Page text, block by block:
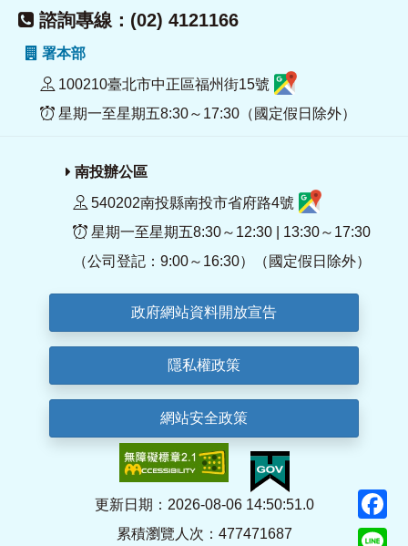
諮詢專線：(02) 4121166
署本部
100210臺北市中正區福州街15號
星期一至星期五8:30～17:30（國定假日除外）
南投辦公區
540202南投縣南投市省府路4號
星期一至星期五8:30～12:30 | 13:30～17:30
（公司登記：9:00～16:30）（國定假日除外）
政府網站資料開放宣告
隱私權政策
網站安全政策
更新日期：2026-08-06 14:50:51.0
累積瀏覽人次：477471687